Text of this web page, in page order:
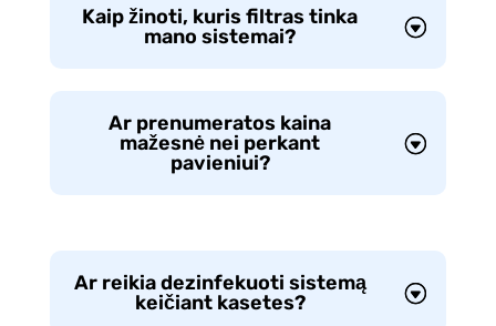
Kaip žinoti, kuris filtras tinka
mano sistemai?
Ar prenumeratos kaina
mažesnė nei perkant
pavieniui?
Ar reikia dezinfekuoti sistemą
keičiant kasetes?